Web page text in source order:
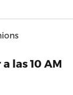
las 10 AM